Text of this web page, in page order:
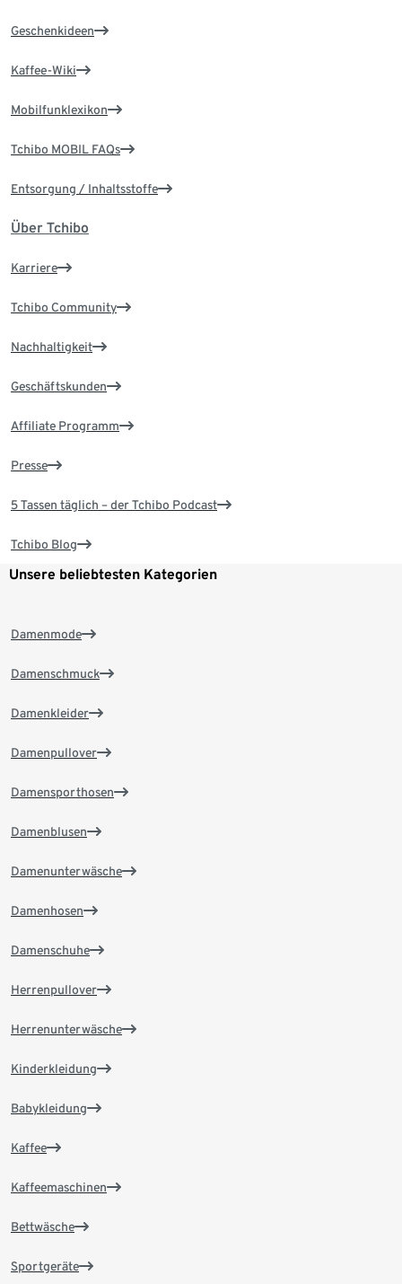
Geschenkideen
Kaffee-Wiki
Mobilfunklexikon
Tchibo MOBIL FAQs
Entsorgung / Inhaltsstoffe
Über Tchibo
Karriere
Tchibo Community
Nachhaltigkeit
Geschäftskunden
Affiliate Programm
Presse
5 Tassen täglich – der Tchibo Podcast
Tchibo Blog
Unsere beliebtesten Kategorien
Damenmode
Damenschmuck
Damenkleider
Damenpullover
Damensporthosen
Damenblusen
Damenunterwäsche
Damenhosen
Damenschuhe
Herrenpullover
Herrenunterwäsche
Kinderkleidung
Babykleidung
Kaffee
Kaffeemaschinen
Bettwäsche
Sportgeräte